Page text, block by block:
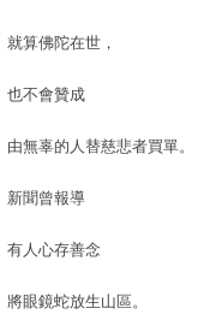
就算佛陀在世，
也不會贊成
由無辜的人替慈悲者買單。
新聞曾報導
有人心存善念
將眼鏡蛇放生山區。